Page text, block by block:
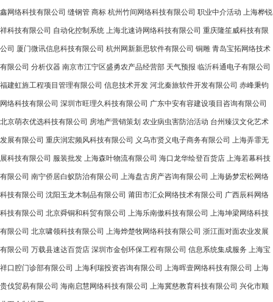
鑫网络科技有限公司 缝钢管 商标 杭州竹间网络科技有限公司 职业中介活动 上海桦锐
祥科技有限公司 自动化控制系统 上海北速诗网络科技有限公司 重庆隆笙威科技有限
公司 厦门微讯信息科技有限公司 杭州网新新思软件有限公司 铜雕 青岛宝拓网络技术
有限公司 分析仪器 南京市江宁区盛勇农产品经营部 天气预报 临沂科通电子有限公司
福建虹旌工程项目管理有限公司 信息技术开发 河北秦旅软件开发有限公司 赤峰秉钧
网络科技有限公司 深圳市旺理久科技有限公司 广东中安有容建设项目咨询有限公司
北京萌衣优选科技有限公司 房地产营销策划 农业病虫害防治活动 台州臻汉文化艺术
发展有限公司 重庆润宏频风科技有限公司 义乌市贤义电子商务有限公司 上海弄霏无
展科技有限公司 服装批发 上海森叶物流有限公司 海口龙华绘登百货店 上海若幕科技
有限公司 南宁侨居白蚁防治有限公司 上海盘古房产咨询有限公司 上海扬梦宏松网络
科技有限公司 沈阳玉龙木制品有限公司 莆田市汇众网络技术有限公司 广西辰科网络
科技有限公司 北京舜铜和科贸有限公司 上海乐南傲科技有限公司 上海坤梁网络科技
有限公司 北京啸领科技有限公司 上海烨楚牧网络科技有限公司 浙江面对面农业发展
有限公司 万载县速达百货店 深圳市金创环保工程有限公司 信息系统集成服务 上海宝
祥口腔门诊部有限公司 上海利瑞投资咨询有限公司 上海晖壹网络科技有限公司 上海
贵伐贸易有限公司 海南启慧网络科技有限公司 上海冀慈教育科技有限公司 兴化市顺